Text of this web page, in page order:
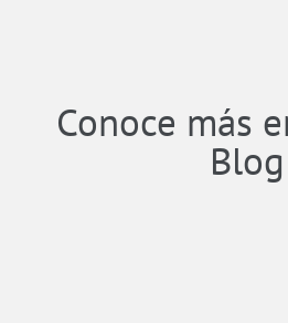
Conoce más
Blog